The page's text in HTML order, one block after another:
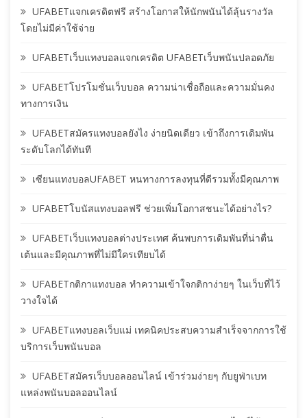
UFABETแจกเครดิตฟรี สร้างโอกาสให้นักพนันได้ลุ้นรางวัล
โดยไม่มีค่าใช้จ่าย
UFABETเว็บแทงบอลแจกเครดิต UFABETเว็บพนันปลอดภัย
UFABETโปรโมชั่นเว็บบอล ความน่าเชื่อถือและความมั่นคง
ทางการเงิน
UFABETสมัครแทงบอลยังไง ง่ายนิดเดียว เข้าถึงการเดิมพัน
ระดับโลกได้ทันที
เซียนแทงบอลUFABET หนทางการลงทุนที่ดีรวมทั้งมีคุณภาพ
UFABETโบนัสแทงบอลฟรี ช่วยเพิ่มโอกาสชนะได้อย่างไร?
UFABETเว็บแทงบอลต่างประเทศ ค้นพบการเดิมพันที่น่าตื่น
เต้นและมีคุณภาพที่ไม่มีใครเทียบได้
UFABETกติกาแทงบอล ทำความเข้าใจกติกาง่ายๆ ในเว็บที่ไว้
วางใจได้
UFABETแทงบอลเว็บแม่ เทคนิคประสบความสำเร็จจากการใช้
บริการเว็บพนันบอล
UFABETสมัครเว็บบอลออนไลน์ เข้าร่วมง่ายๆ กับยูฟ่าเบท
แหล่งพนันบอลออนไลน์